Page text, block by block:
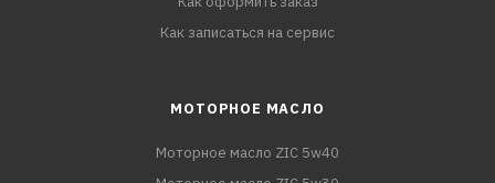
Как записаться на сервис
МОТОРНОЕ МАСЛО
Моторное масло ZIC 5w40